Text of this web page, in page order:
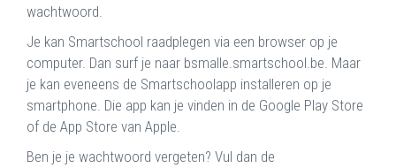
wachtwoord.
Je kan Smartschool raadplegen via een browser op je
computer. Dan surf je naar bsmalle.smartschool.be. Maar
je kan eveneens de Smartschoolapp installeren op je
smartphone. Die app kan je vinden in de Google Play Store
of de App Store van Apple.
Ben je je wachtwoord vergeten? Vul dan de